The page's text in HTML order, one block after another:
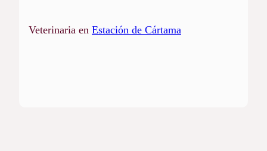
Veterinaria en Estación de Cártama